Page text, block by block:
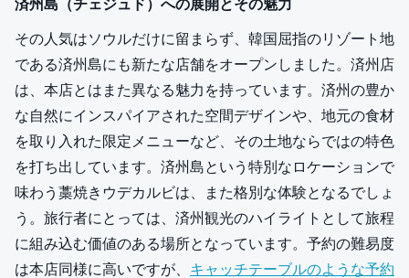
その人気はソウルだけに留まらず、韓国屈指のリゾート地
である済州島にも新たな店舗をオープンしました。済州店
は、本店とはまた異なる魅力を持っています。済州の豊か
な自然にインスパイアされた空間デザインや、地元の食材
を取り入れた限定メニューなど、その土地ならではの特色
を打ち出しています。済州島という特別なロケーションで
味わう藁焼きウデカルビは、また格別な体験となるでしょ
う。旅行者にとっては、済州観光のハイライトとして旅程
に組み込む価値のある場所となっています。予約の難易度
は本店同様に高いですが、 キャッチテーブルのような予約